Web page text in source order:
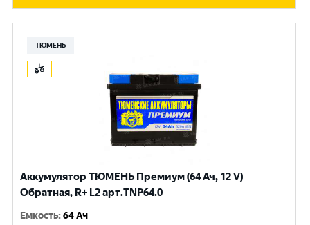
ТЮМЕНЬ
Аккумулятор ТЮМЕНЬ Премиум (64 Ач, 12 V)
Обратная, R+ L2 арт.TNP64.0
Емкость:64 Ач